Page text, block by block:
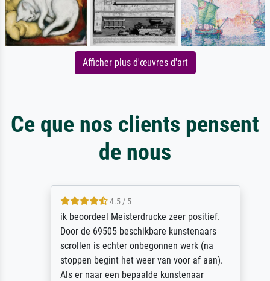
Afficher plus d'œuvres d'art
Ce que nos clients pensent
de nous
4.5 / 5
ik beoordeel Meisterdrucke zeer positief.
Door de 69505 beschikbare kunstenaars
scrollen is echter onbegonnen werk (na
stoppen begint het weer van voor af aan).
Als er naar een bepaalde kunstenaar